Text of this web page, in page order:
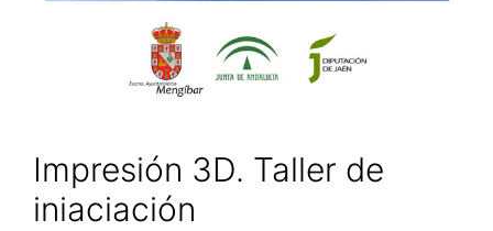
Impresión 3D. Taller de
iniaciación